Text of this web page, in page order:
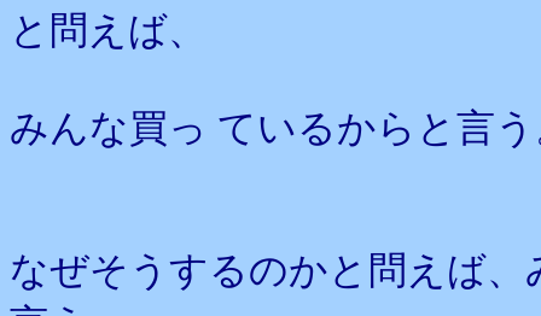
と問えば、
みんな買っ ているからと言
なぜそうするのかと問えば